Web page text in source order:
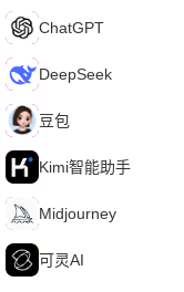
C ChatGPT
D DeepSeek
豆 豆包
K Kimi智能助手
M Midjourney
可 可灵AI